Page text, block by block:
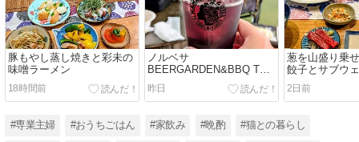
豚もやし蒸し焼きと彩未の
味噌ラーメン
18時間前
ノルベサ
BEERGARDEN&BBQ THE
CAMP
昨日
葱を山盛り乗
餃子とサブウ
2日前
#専業主婦 #おうちごはん #家飲み #晩酌 #猫との暮らし